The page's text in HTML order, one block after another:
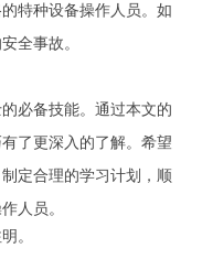
特种设备操作人员。如
全事故。
必备技能。通过本文的
了更深入的了解。希望
定合理的学习计划，顺
人员。
。